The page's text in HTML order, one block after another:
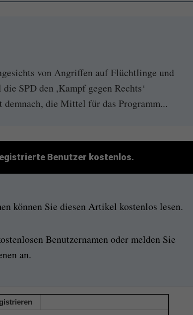
von Angriffen auf Flüchtlinge und
SPD den ,Kampf gegen Rechts‘
demnach, die Mittel für das Programm...
Benutzer kostenlos.
können Sie diesen Artikel kostenlos lesen.
Benutzernamen oder melden Sie
an.